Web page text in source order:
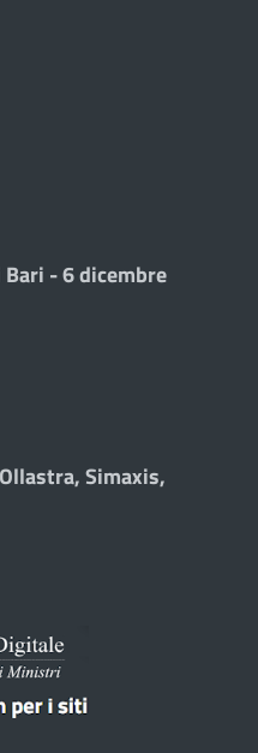
- 6 dicembre
Simaxis,